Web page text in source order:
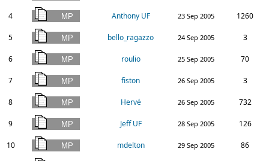
4 Anthony UF 23 Sep 2005 1260
5 bello_ragazzo 24 Sep 2005 3
6 roulio 25 Sep 2005 70
7 fiston 26 Sep 2005 3
8 Hervé 26 Sep 2005 732
9 Jeff UF 28 Sep 2005 126
10 mdelton 29 Sep 2005 86